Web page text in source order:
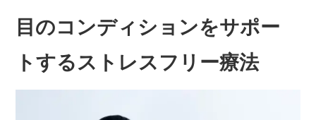
目のコンディションをサポー
トするストレスフリー療法